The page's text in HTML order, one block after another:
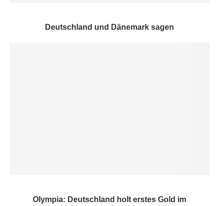
Deutschland und Dänemark sagen
Olympia: Deutschland holt erstes Gold im